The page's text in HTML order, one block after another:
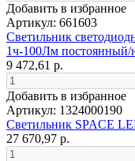
Добавить в избранное
Артикул: 661603
Светильник
1ч-100Лм постоянный/
9 472,61 р.
Добавить в избранное
Артикул: 1324000190
Светильник SPACE
27 670,97 р.